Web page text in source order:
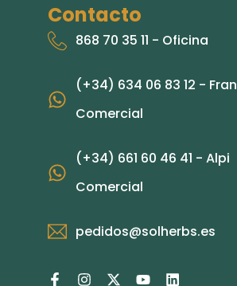
Contacto
868 70 35 11 - Oficina
(+34) 634 06 83 12 - Fran
Comercial
(+34) 661 60 46 41 - Alpi
Comercial
pedidos@solherbs.es